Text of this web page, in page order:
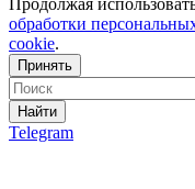
обработки
cookie.
Принять
Найти
Telegram